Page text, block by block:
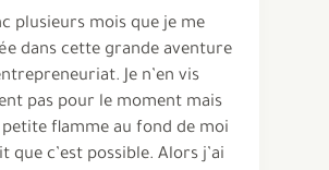
plusieurs mois que je me
dans cette grande aventure
Je n’en vis
pas pour le moment mais
petite flamme au fond de moi
que c’est possible. Alors j’ai